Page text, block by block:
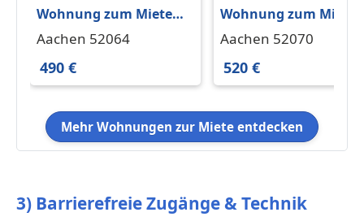
Wohnung zum Mieten
in Aachen 490 € 35.5 m²
Aachen 52064
490 €
Wohnung zum Mieten
in Aachen 520 € 41 m²
Aachen 52070
520 €
Mehr Wohnungen zur Miete entdecken
3) Barrierefreie Zugänge & Technik